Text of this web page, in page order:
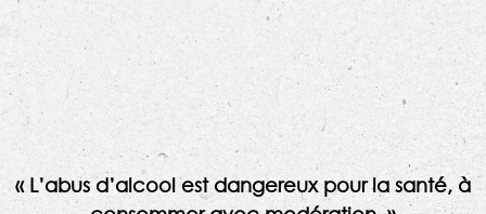
« L’abus d’alcool est dangereux pour la santé, à